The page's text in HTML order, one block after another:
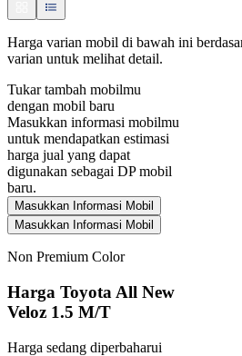
Harga varian mobil di bawah ini
varian untuk melihat detail.
Tukar tambah mobilmu
dengan mobil baru
Masukkan informasi mobilmu
untuk mendapatkan estimasi
harga jual yang dapat
digunakan sebagai DP mobil
baru.
Masukkan Informasi Mobil
Masukkan Informasi Mobil
Non Premium Color
Harga Toyota All New
Veloz 1.5 M/T
Harga sedang diperbaharui